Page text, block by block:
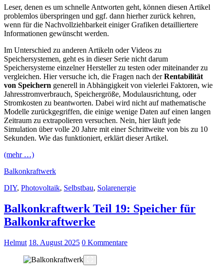
Leser, denen es um schnelle Antworten geht, können diesen Artikel
problemlos überspringen und ggf. dann hierher zurück kehren,
wenn für die Nachvollziehbarkeit einiger Grafiken detailliertere
Informationen gewünscht werden.
Im Unterschied zu anderen Artikeln oder Videos zu
Speichersystemen, geht es in dieser Serie nicht darum
Speichersysteme einzelner Hersteller zu testen oder miteinander zu
vergleichen. Hier versuche ich, die Fragen nach derRentabilität
von Speichern generell in Abhängigkeit von vielerlei Faktoren, wie
Jahresstromverbrauch, Speichergröße, Modulausrichtung, oder
Stromkosten zu beantworten. Dabei wird nicht auf mathematische
Modelle zurückgegriffen, die einige wenige Daten auf einen langen
Zeitraum zu extrapolieren versuchen. Nein, hier läuft jede
Simulation über volle 20 Jahre mit einer Schrittweite von bis zu 10
Sekunden. Wie das funktioniert, erklärt dieser Artikel.
(mehr …)
Balkonkraftwerk
DIY, Photovoltaik, Selbstbau, Solarenergie
Balkonkraftwerk Teil 19: Speicher für
Balkonkraftwerke
Helmut 18. August 2025 0 Kommentare